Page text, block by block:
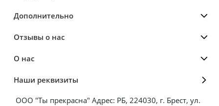
Дополнительно
Отзывы о нас
О нас
Наши реквизиты
ООО "Ты прекрасна" Адрес: РБ, 224030, г. Брест, ул.